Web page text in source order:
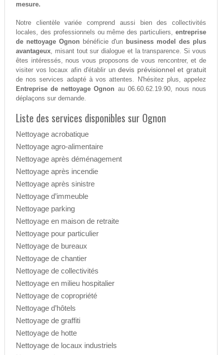
mesure.
Notre clientèle variée comprend aussi bien des collectivités
locales, des professionnels ou même des particuliers,entreprise
de nettoyage Ognon bénéficie d'un business model des plus
avantageux, misant tout sur dialogue et la transparence. Si vous
êtes intéressés, nous vous proposons de vous rencontrer, et de
visiter vos locaux afin d'établir undevis prévisionnel et gratuit
de nos services adapté à vos attentes. N'hésitez plus, appelez
Entreprise de nettoyage Ognon au 06.60.62.19.90, nous nous
déplaçons sur demande.
Liste des services disponibles sur Ognon
Nettoyage acrobatique
Nettoyage agro-alimentaire
Nettoyage après déménagement
Nettoyage après incendie
Nettoyage après sinistre
Nettoyage d’immeuble
Nettoyage parking
Nettoyage en maison de retraite
Nettoyage pour particulier
Nettoyage de bureaux
Nettoyage de chantier
Nettoyage de collectivités
Nettoyage en milieu hospitalier
Nettoyage de copropriété
Nettoyage d’hôtels
Nettoyage de graffiti
Nettoyage de hotte
Nettoyage de locaux industriels